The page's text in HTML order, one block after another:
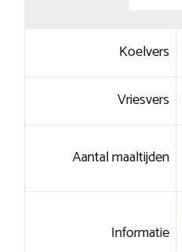
Koelvers
Vriesvers
Aantal maaltijden
Informatie